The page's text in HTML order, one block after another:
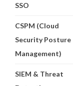
SSO
CSPM (Cloud
Security Posture
Management)
SIEM & Threat